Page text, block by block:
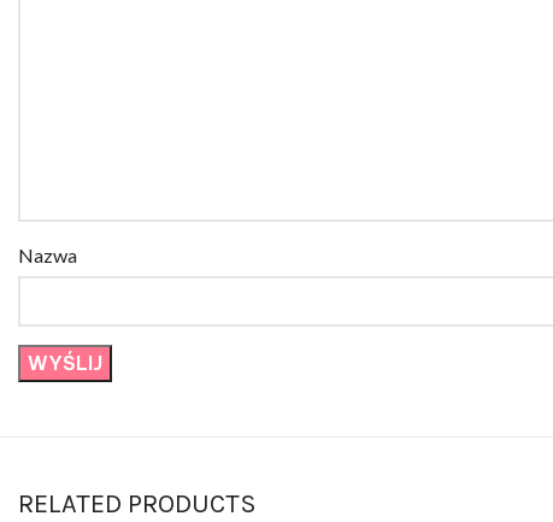
Nazwa
RELATED PRODUCTS